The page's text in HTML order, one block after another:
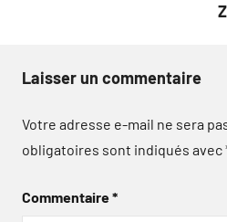
Laisser un commentaire
Votre adresse e-mail ne sera
obligatoires sont indiqués avec
Commentaire*